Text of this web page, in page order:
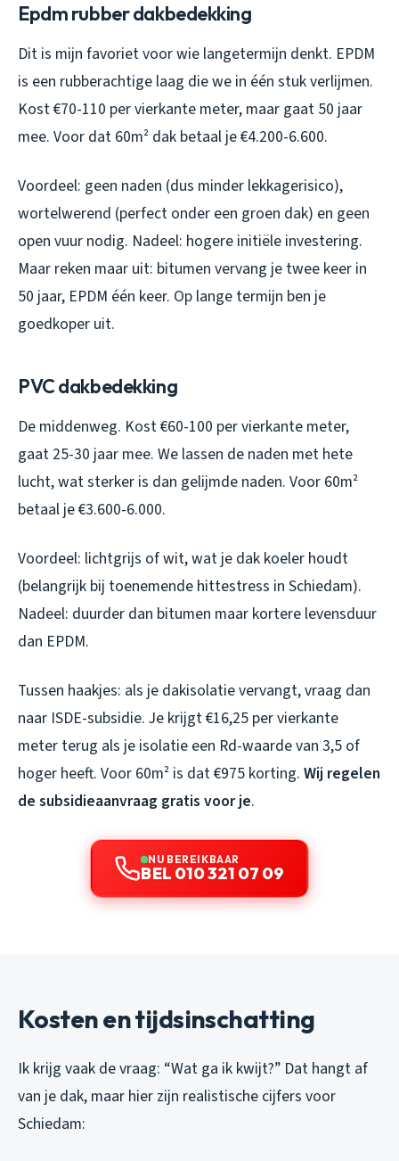
Epdm rubber dakbedekking
Dit is mijn favoriet voor wie langetermijn denkt. EPDM
is een rubberachtige laag die we in één stuk verlijmen.
Kost €70-110 per vierkante meter, maar gaat 50 jaar
mee. Voor dat 60m² dak betaal je €4.200-6.600.
Voordeel: geen naden (dus minder lekkagerisico),
wortelwerend (perfect onder een groen dak) en geen
open vuur nodig. Nadeel: hogere initiële investering.
Maar reken maar uit: bitumen vervang je twee keer in
50 jaar, EPDM één keer. Op lange termijn ben je
goedkoper uit.
PVC dakbedekking
De middenweg. Kost €60-100 per vierkante meter,
gaat 25-30 jaar mee. We lassen de naden met hete
lucht, wat sterker is dan gelijmde naden. Voor 60m²
betaal je €3.600-6.000.
Voordeel: lichtgrijs of wit, wat je dak koeler houdt
(belangrijk bij toenemende hittestress in Schiedam).
Nadeel: duurder dan bitumen maar kortere levensduur
dan EPDM.
Tussen haakjes: als je dakisolatie vervangt, vraag dan
naar ISDE-subsidie. Je krijgt €16,25 per vierkante
meter terug als je isolatie een Rd-waarde van 3,5 of
hoger heeft. Voor 60m² is dat €975 korting. Wij regelen
de subsidieaanvraag gratis voor je.
NU BEREIKBAAR
BEL 010 321 07 09
Kosten en tijdsinschatting
Ik krijg vaak de vraag: “Wat ga ik kwijt?” Dat hangt af
van je dak, maar hier zijn realistische cijfers voor
Schiedam: